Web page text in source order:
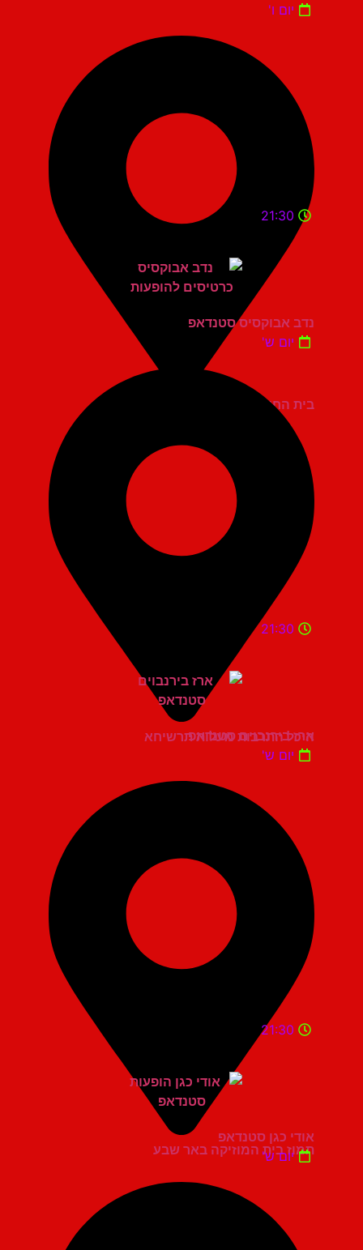
יום ו'
בית החייל תל אביב
21:30
נדב אבוקסיס סטנדאפ
יום ש'
היכל התרבות מעלות תרשיחא
21:30
ארז בירנבוים סטנדאפ
יום ש'
תמוז בית המוזיקה באר שבע
21:30
אודי כגן סטנדאפ
יום ש'